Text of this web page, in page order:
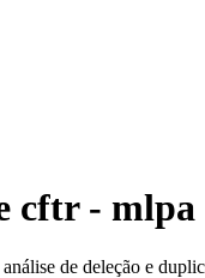
cftr - mlpa
de deleção e